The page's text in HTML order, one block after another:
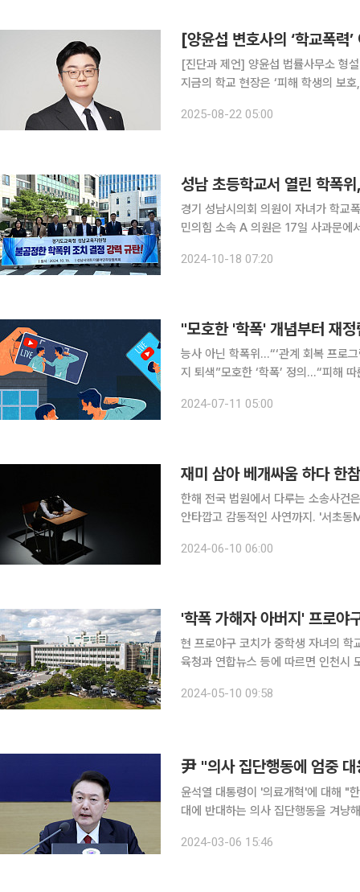
[양윤섭 변호사의 ‘학교폭력
[진단과 제언] 양윤섭 법률사무소 형설 대표 변호사 학교폭력 예방법이
지금의 학교 현장은 ‘피해 학생의 보
멀어지고 학생들 간 갈등은 심화되고
2025-08-22 05:00
성남 초등학교서 열린 학폭
경기 성남시의회 의원이 자녀가 학교폭력
민의힘 소속 A 의원은 17일 사과문에
지 못한 제 책임이 크다. 제 아이도 피
2024-10-18 07:20
능사 아닌 학폭위…“‘관계 회복 프로
지 퇴색”모호한 ‘학폭’ 정의…“피해
버상에서의 괴롭힘, 연인 간의 스토킹
2024-07-11 05:00
한해 전국 법원에서 다루는 소송사건
안타깝고 감동적인 사연까지. '서초
학부모들의 화두 중 하나는 ‘학교폭력
2024-06-10 06:00
'학폭 가해자 아버지' 프로야
현 프로야구 코치가 중학생 자녀의 학교 폭
육청과 연합뉴스 등에 따르면 인천시
을 담당했다가 가해자로 지목된 B 군
2024-05-10 09:58
尹 "의사 집단행동에 엄중
윤석열 대통령이 '의료개혁'에 대해 "
대에 반대하는 의사 집단행동을 겨냥
특히 윤 대통령은 "의사들의 집단행
2024-03-06 15:46